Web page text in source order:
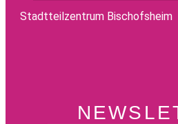
Stadtteilzentrum Bischofsheim